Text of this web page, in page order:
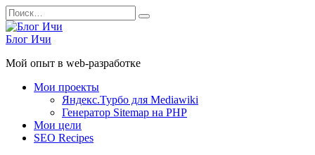
Перейти
к
содержанию
Search
for:
Блог Ичи
Мой опыт в web-разработке
Мои проекты
Яндекс.Турбо для Mediawiki
Генератор Sitemap на PHP
Мои цели
SEO Recipes